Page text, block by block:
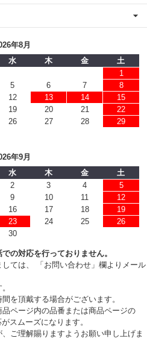
年8月
水 木 金
土
1
5 6 7
8
12 13 14
15
19 20 21
22
26 27 28
29
年9月
水 木 金
土
2 3 4
5
9 10 11
12
16 17 18
19
23 24 25
26
30
の対応を行っておりません。
ては、 「お問い合わせ」欄よりメール
を頂戴する場合がございます。
ページ内の品番または商品ページの
スムーズになります。
ご理解賜りますようお願い申し上げま